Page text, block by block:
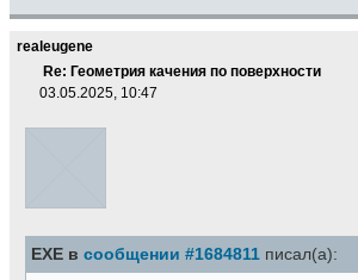
realeugene
Re: Геометрия качения по поверхности
03.05.2025, 10:47
EXE в сообщении #1684811 писал(а):